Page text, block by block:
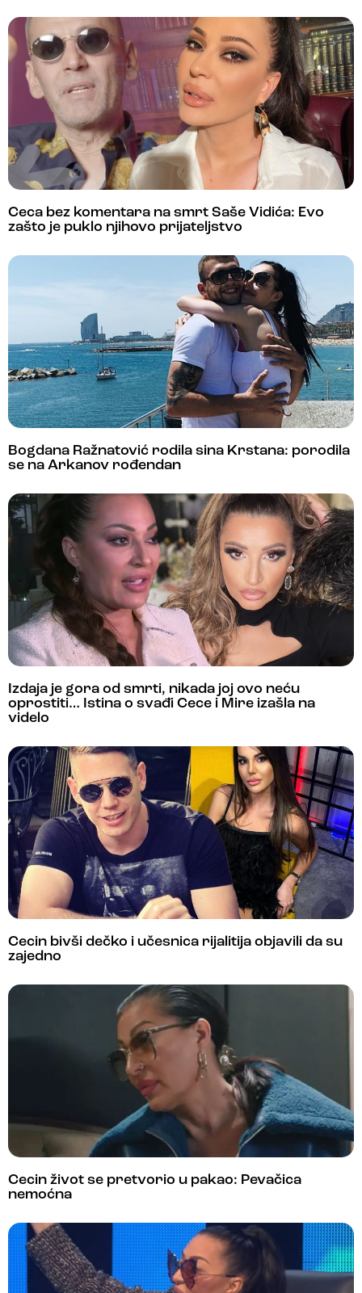
Ceca bez komentara na smrt Saše Vidića: Evo
zašto je puklo njihovo prijateljstvo
Bogdana Ražnatović rodila sina Krstana: porodila
se na Arkanov rođendan
Izdaja je gora od smrti, nikada joj ovo neću
oprostiti… Istina o svađi Cece i Mire izašla na
videlo
Cecin bivši dečko i učesnica rijalitija objavili da su
zajedno
Cecin život se pretvorio u pakao: Pevačica
nemoćna